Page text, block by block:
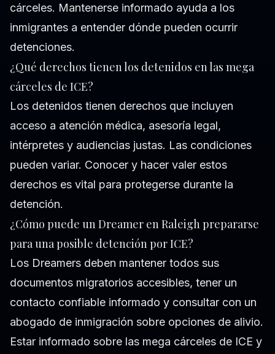
cárceles. Mantenerse informado ayuda a los
inmigrantes a entender dónde pueden ocurrir
detenciones.
¿Qué derechos tienen los detenidos en las mega
cárceles de ICE?
Los detenidos tienen derechos que incluyen
acceso a atención médica, asesoría legal,
intérpretes y audiencias justas. Las condiciones
pueden variar. Conocer y hacer valer estos
derechos es vital para protegerse durante la
detención.
¿Cómo puede un Dreamer en Raleigh prepararse
para una posible detención por ICE?
Los Dreamers deben mantener todos sus
documentos migratorios accesibles, tener un
contacto confiable informado y consultar con un
abogado de inmigración sobre opciones de alivio.
Estar informado sobre las mega cárceles de ICE y